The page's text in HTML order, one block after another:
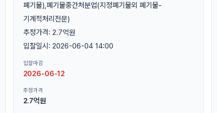
폐기물),폐기물중간처분업(지정폐기물외 폐기물-
기계적처리전문)
추정가격: 2.7억원
입찰일시: 2026-06-04 14:00
입찰마감
2026-06-12
추정가격
2.7억원